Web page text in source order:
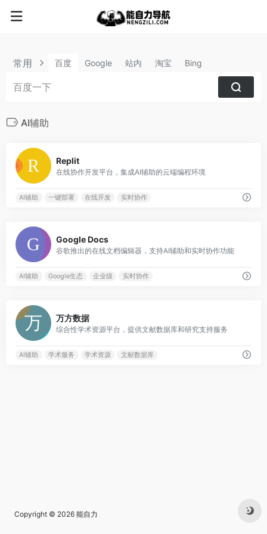
常用 百度 Google 站内 淘宝 Bing
AI辅助
Replit
在线协作开发平台，集成AI辅助的云端编程环境
AI辅助 一键部署 在线开发 实时协作
Google Docs
谷歌推出的在线文档编辑器，支持AI辅助和实时协作功能
AI辅助 Google生态 企业级 实时协作
万方数据
综合性学术资源平台，提供文献数据库和研究支持服务
AI辅助 学术服务 学术资源 文献数据库
Copyright © 2026 能自力